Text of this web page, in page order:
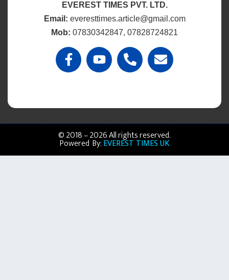
EVEREST TIMES PVT. LTD.
Email: everesttimes.article@gmail.com
Mob: 07830342847, 07828724821
© 2018 – 2026 All rights reserved.
Powered By:EVEREST TIMES UK